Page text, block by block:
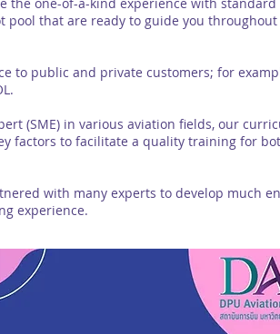
pool that are ready to guide you
public and private customers; for
(SME) in various aviation fields, our
factors to facilitate a quality training for
with many experts to develop much
experience.